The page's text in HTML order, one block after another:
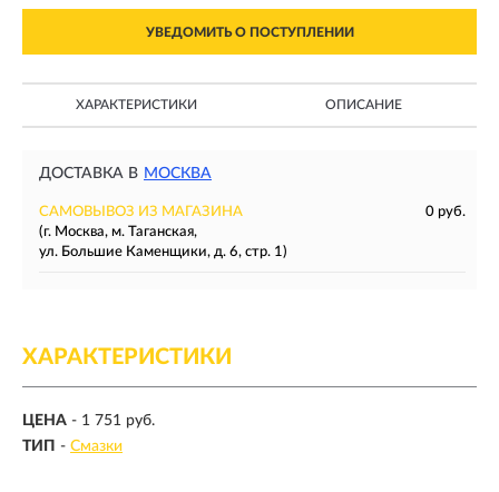
УВЕДОМИТЬ О ПОСТУПЛЕНИИ
ХАРАКТЕРИСТИКИ ОПИСАНИЕ
ДОСТАВКА В МОСКВА
САМОВЫВОЗ ИЗ МАГАЗИНА
0 руб.
(г. Москва, м. Таганская,
ул. Большие Каменщики, д. 6, стр. 1)
ХАРАКТЕРИСТИКИ
ЦЕНА - 1 751 руб.
ТИП - Смазки